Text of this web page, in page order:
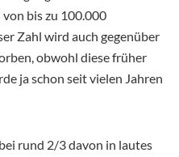
bis zu 100.000
Zahl wird auch gegenüber
obwohl diese früher
ja schon seit vielen Jahren
rund 2/3 davon in lautes